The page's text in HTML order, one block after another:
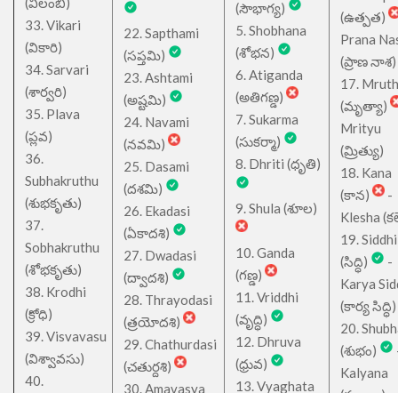
33. Vikari
(వికారి)
34. Sarvari
(శార్వరి)
35. Plava
(ప్లవ)
36.
Subhakruthu
(శుభకృతు)
37.
Sobhakruthu
(శోభకృతు)
38. Krodhi
(క్రోధి)
39. Visvavasu
(విశ్వావసు)
40.
22. Sapthami
(సప్తమి)
23. Ashtami
(అష్టమి)
24. Navami
(నవమి)
25. Dasami
(దశమి)
26. Ekadasi
(ఏకాదశి)
27. Dwadasi
(ద్వాదశి)
28. Thrayodasi
(త్రయోదశి)
29. Chathurdasi
(చతుర్దశి)
30. Amavasya
(సౌభాగ్య)
5. Shobhana
(శోభన)
6. Atiganda
(అతిగణ్డ)
7. Sukarma
(సుకర్మా)
8. Dhriti (ధృతి)
9. Shula (శూల)
10. Ganda
(గణ్డ)
11. Vriddhi
(వృద్ధి)
12. Dhruva
(ధ్రువ)
13. Vyaghata
(ఉత్పత)
Prana
(ప్రాణ నాశ)
17.
(మృత్యా)
Mrityu
(మ్రిత్యు)
18. Kana
(కాన)
-
Klesha
19. Siddhi
(సిద్ధి)
-
Karya
(కార్య సిద్ధి)
20.
(శుభం)
Kalyana